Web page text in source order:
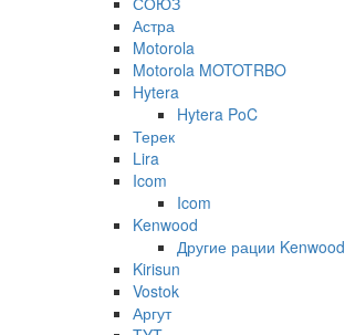
Астра
Motorola
Motorola MOTOTRBO
Hytera
Hytera PoC
Терек
Lira
Icom
Icom
Kenwood
Другие рации Kenwood
Kirisun
Vostok
Аргут